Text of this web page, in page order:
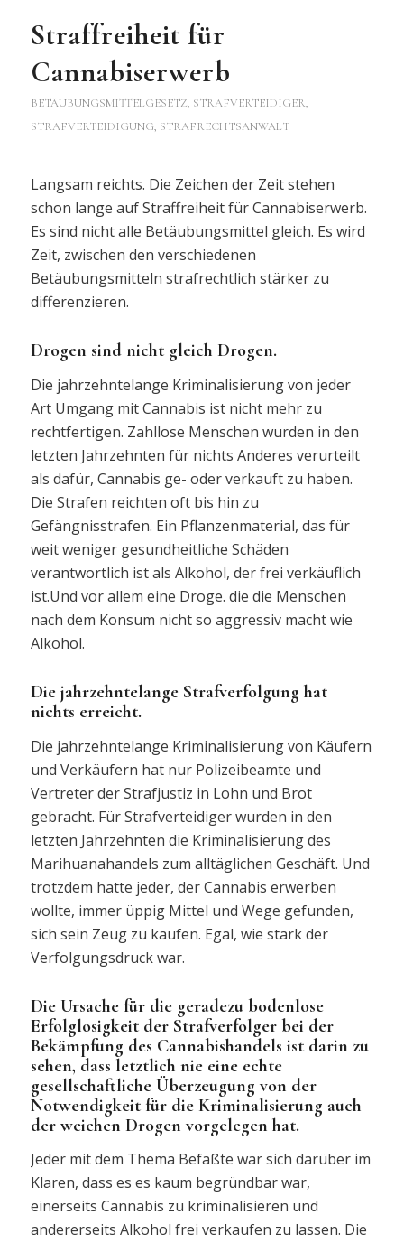
Straffreiheit für
Cannabiserwerb
BETÄUBUNGSMITTELGESETZ, STRAFVERTEIDIGER,
STRAFVERTEIDIGUNG, STRAFRECHTSANWALT
Langsam reichts. Die Zeichen der Zeit stehen
schon lange auf Straffreiheit für Cannabiserwerb.
Es sind nicht alle Betäubungsmittel gleich. Es wird
Zeit, zwischen den verschiedenen
Betäubungsmitteln strafrechtlich stärker zu
differenzieren.
Drogen sind nicht gleich Drogen.
Die jahrzehntelange Kriminalisierung von jeder
Art Umgang mit Cannabis ist nicht mehr zu
rechtfertigen. Zahllose Menschen wurden in den
letzten Jahrzehnten für nichts Anderes verurteilt
als dafür, Cannabis ge- oder verkauft zu haben.
Die Strafen reichten oft bis hin zu
Gefängnisstrafen. Ein Pflanzenmaterial, das für
weit weniger gesundheitliche Schäden
verantwortlich ist als Alkohol, der frei verkäuflich
ist.Und vor allem eine Droge. die die Menschen
nach dem Konsum nicht so aggressiv macht wie
Alkohol.
Die jahrzehntelange Strafverfolgung hat
nichts erreicht.
Die jahrzehntelange Kriminalisierung von Käufern
und Verkäufern hat nur Polizeibeamte und
Vertreter der Strafjustiz in Lohn und Brot
gebracht. Für Strafverteidiger wurden in den
letzten Jahrzehnten die Kriminalisierung des
Marihuanahandels zum alltäglichen Geschäft. Und
trotzdem hatte jeder, der Cannabis erwerben
wollte, immer üppig Mittel und Wege gefunden,
sich sein Zeug zu kaufen. Egal, wie stark der
Verfolgungsdruck war.
Die Ursache für die geradezu bodenlose
Erfolglosigkeit der Strafverfolger bei der
Bekämpfung des Cannabishandels ist darin zu
sehen, dass letztlich nie eine echte
gesellschaftliche Überzeugung von der
Notwendigkeit für die Kriminalisierung auch
der weichen Drogen vorgelegen hat.
Jeder mit dem Thema Befaßte war sich darüber im
Klaren, dass es es kaum begründbar war,
einerseits Cannabis zu kriminalisieren und
andererseits Alkohol frei verkaufen zu lassen. Die